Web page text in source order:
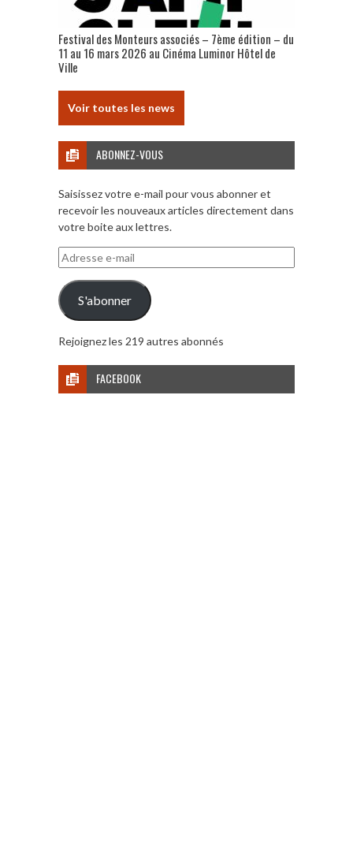
Festival des Monteurs associés – 7ème édition – du
11 au 16 mars 2026 au Cinéma Luminor Hôtel de
Ville
Voir toutes les news
ABONNEZ-VOUS
Saisissez votre e-mail pour vous abonner et
recevoir les nouveaux articles directement dans
votre boite aux lettres.
Adresse
e-
mail
S'abonner
Rejoignez les 219 autres abonnés
FACEBOOK